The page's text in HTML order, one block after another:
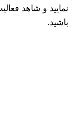
نمایید و شاهد
باشید.